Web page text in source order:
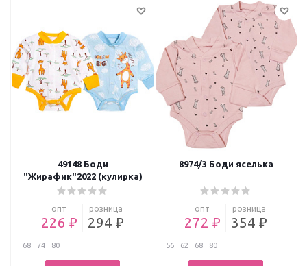
49148 Боди
"Жирафик"2022 (кулирка)
опт
226 ₽
розница
294 ₽
68 74 80
8974/3 Боди яселька
опт
272 ₽
розница
354 ₽
56 62 68 80